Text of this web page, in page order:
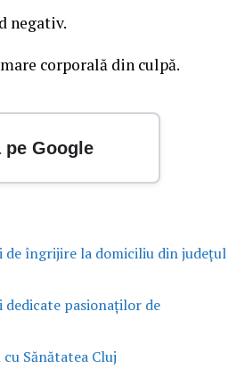
negativ.
corporală din culpă.
Google
îngrijire la domiciliu din județul
dedicate pasionaților de
Sănătatea Cluj